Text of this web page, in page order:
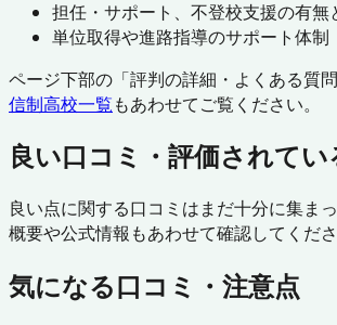
担任・サポート、不登校支援の有無
単位取得や進路指導のサポート体制
ページ下部の「評判の詳細・よくある質問
信制高校一覧もあわせてご覧ください。
良い口コミ・評価されてい
良い点に関する口コミはまだ十分に集ま
概要や公式情報もあわせて確認してくださ
気になる口コミ・注意点